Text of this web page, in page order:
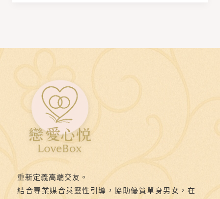
帶》
七
則：
她
說
重新定義高端交友。
結合專業媒合與靈性引導，協助優質單身男女，在